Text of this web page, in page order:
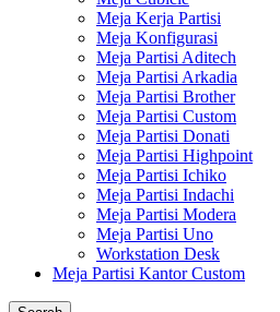
Meja Kerja Partisi
Meja Konfigurasi
Meja Partisi Aditech
Meja Partisi Arkadia
Meja Partisi Brother
Meja Partisi Custom
Meja Partisi Donati
Meja Partisi Highpoint
Meja Partisi Ichiko
Meja Partisi Indachi
Meja Partisi Modera
Meja Partisi Uno
Workstation Desk
Meja Partisi Kantor Custom